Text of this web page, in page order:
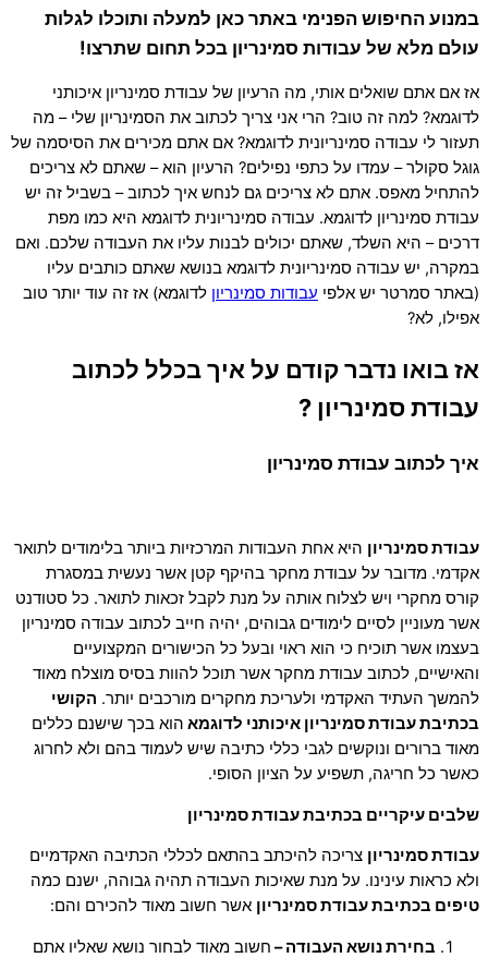
במנוע החיפוש הפנימי באתר כאן למעלה ותוכלו לגלות
עולם מלא של עבודות סמינריון בכל תחום שתרצו!
אז אם אתם שואלים אותי, מה הרעיון של עבודת סמינריון איכותני
לדוגמא? למה זה טוב? הרי אני צריך לכתוב את הסמינריון שלי – מה
תעזור לי עבודה סמינריונית לדוגמא? אם אתם מכירים את הסיסמה של
גוגל סקולר – עמדו על כתפי נפילים? הרעיון הוא – שאתם לא צריכים
להתחיל מאפס. אתם לא צריכים גם לנחש איך לכתוב – בשביל זה יש
עבודת סמינריון לדוגמא. עבודה סמינריונית לדוגמא היא כמו מפת
דרכים – היא השלד, שאתם יכולים לבנות עליו את העבודה שלכם. ואם
במקרה, יש עבודה סמינריונית לדוגמא בנושא שאתם כותבים עליו
(באתר סמרטר יש אלפי עבודות סמינריון לדוגמא) אז זה עוד יותר טוב
אפילו, לא?
אז בואו נדבר קודם על איך בכלל לכתוב
עבודת סמינריון ?
איך לכתוב עבודת סמינריון
עבודת סמינריון היא אחת העבודות המרכזיות ביותר בלימודים לתואר
אקדמי. מדובר על עבודת מחקר בהיקף קטן אשר נעשית במסגרת
קורס מחקרי ויש לצלוח אותה על מנת לקבל זכאות לתואר. כל סטודנט
אשר מעוניין לסיים לימודים גבוהים, יהיה חייב לכתוב עבודה סמינריון
בעצמו אשר תוכיח כי הוא ראוי ובעל כל הכישורים המקצועיים
והאישיים, לכתוב עבודת מחקר אשר תוכל להוות בסיס מוצלח מאוד
להמשך העתיד האקדמי ולעריכת מחקרים מורכבים יותר. הקושי
בכתיבת עבודת סמינריון איכותני לדוגמא הוא בכך שישנם כללים
מאוד ברורים ונוקשים לגבי כללי כתיבה שיש לעמוד בהם ולא לחרוג
כאשר כל חריגה, תשפיע על הציון הסופי.
שלבים עיקריים בכתיבת עבודת סמינריון
עבודת סמינריון צריכה להיכתב בהתאם לכללי הכתיבה האקדמיים
ולא כראות עינינו. על מנת שאיכות העבודה תהיה גבוהה, ישנם כמה
טיפים בכתיבת עבודת סמינריון אשר חשוב מאוד להכירם והם:
בחירת נושא העבודה– חשוב מאוד לבחור נושא שאליו אתם